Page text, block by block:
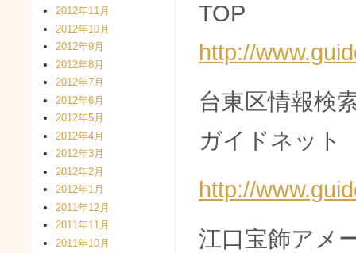
TOP
http://
台東区情報検
ガイドネット
http://
江口宝飾アメ
2012年11月
2012年10月
2012年9月
2012年8月
2012年7月
2012年6月
2012年5月
2012年4月
2012年3月
2012年2月
2012年1月
2011年12月
2011年11月
2011年10月